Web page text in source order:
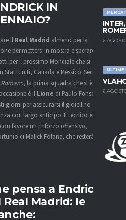
6
ULTIME
6
IN
il Real Madrid almeno per la
per mettersi in mostra e sperare in
per il prossimo Mondiale che si
Stati Uniti, Canada e Messico. Secondo
, la prima squadra che si è
è il Lione di Paulo Fonseca,
giorni per assicurarsi il gioiellino dei
con largo anticipo. Il tecnico ex
favore un rinforzo offensivo,
di Malick Fofana, che resterà fuori
pensa a Endrick
Madrid: le